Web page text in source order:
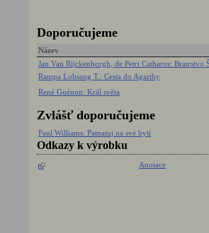
Doporučujeme
Název
Jan Van Rijckenborgh, de Petri Catharos: Bratrstvo
Rampa Lobsang T.: Cesta do Agarthy
René Guénon: Král světa
Zvlášť doporučujeme
Paul Williams: Pamatuj na své bytí
Odkazy k výrobku
Anotace